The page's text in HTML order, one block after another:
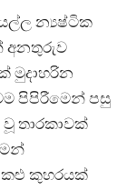
න්‍යෂ්ටික
අනතුරුව
මුදාහරින
පිපිරීමෙන් පසු
තාරකාවක්
කළු කුහරයක්